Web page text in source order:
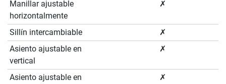
Manillar ajustable
horizontalmente
✗
Sillín intercambiable
✗
Asiento ajustable en
vertical
✗
Asiento ajustable en
✗